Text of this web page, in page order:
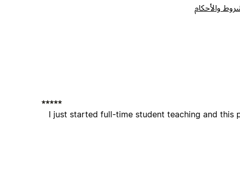
والأحكام
I just started full-time student teaching and this